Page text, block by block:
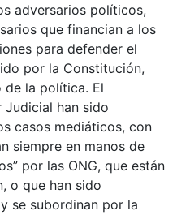
adversarios políticos,
que financian a los
para defender el
por la Constitución,
de la política. El
Judicial han sido
casos mediáticos, con
siempre en manos de
por las ONG, que están
o que han sido
se subordinan por la